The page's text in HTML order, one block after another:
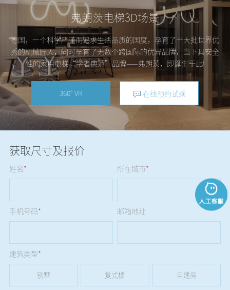
弗朗茨电梯3D场景
德国，一个科学严谨而追求生活品质的国度，孕育了一大批世界优
秀的机械匠人，同时孕育了无数个跨国际的优异品牌，当下具安全
性的家用电梯“学者典范”品牌——弗朗茨，即诞生于此!
360° VR 在线预约试乘
获取尺寸及报价
姓名* 所在城市*
手机号码* 邮箱地址
建筑类型*
别墅 复式楼 自建房